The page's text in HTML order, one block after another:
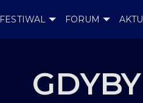
FESTIWAL FORUM